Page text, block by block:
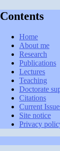
Contents
Home
About me
Research
Publications
Lectures
Teaching
Doctorate
Citations
Current
Site notice
Privacy